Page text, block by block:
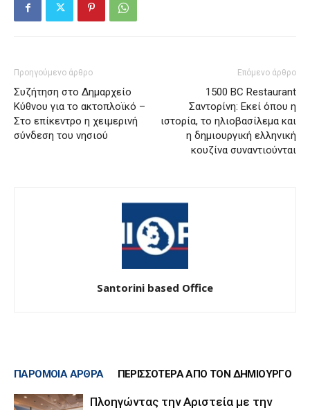
Προηγούμενο άρθρο
Συζήτηση στο Δημαρχείο
Κύθνου για το ακτοπλοϊκό –
Στο επίκεντρο η χειμερινή
σύνδεση του νησιού
Επόμενο άρθρο
1500 BC Restaurant
Σαντορίνη: Εκεί όπου η
ιστορία, το ηλιοβασίλεμα και
η δημιουργική ελληνική
κουζίνα συναντιούνται
Santorini based Office
ΠΑΡΟΜΟΙΑ ΑΡΘΡΑ ΠΕΡΙΣΣΟΤΕΡΑ ΑΠΟ ΤΟΝ ΔΗΜΙΟΥΡΓΟ
Πλοηγώντας την Αριστεία με την